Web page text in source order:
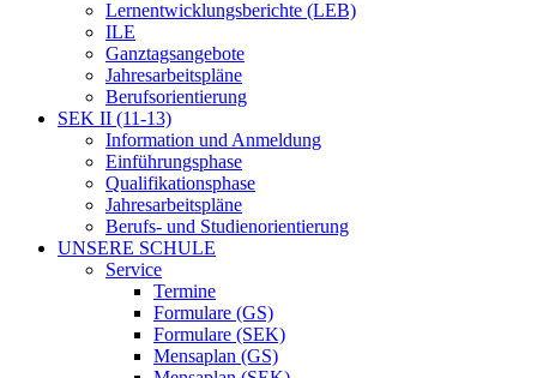
Lernentwicklungsberichte (LEB)
ILE
Ganztagsangebote
Jahresarbeitspläne
Berufsorientierung
SEK II (11-13)
Information und Anmeldung
Einführungsphase
Qualifikationsphase
Jahresarbeitspläne
Berufs- und Studienorientierung
UNSERE SCHULE
Service
Termine
Formulare (GS)
Formulare (SEK)
Mensaplan (GS)